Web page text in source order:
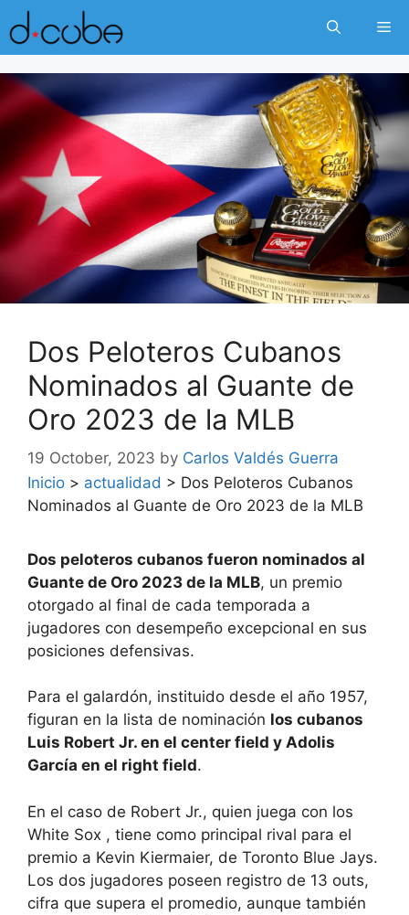
Skip
to
content
Dos Peloteros Cubanos
Nominados al Guante de
Oro 2023 de la MLB
19 October, 2023 by Carlos Valdés Guerra
Inicio > actualidad > Dos Peloteros Cubanos
Nominados al Guante de Oro 2023 de la MLB
Dos peloteros cubanos fueron nominados al
Guante de Oro 2023 de la MLB, un premio
otorgado al final de cada temporada a
jugadores con desempeño excepcional en sus
posiciones defensivas.
Para el galardón, instituido desde el año 1957,
figuran en la lista de nominación los cubanos
Luis Robert Jr. en el center field y Adolis
García en el right field.
En el caso de Robert Jr., quien juega con los
White Sox , tiene como principal rival para el
premio a Kevin Kiermaier, de Toronto Blue Jays.
Los dos jugadores poseen registro de 13 outs,
cifra que supera el promedio, aunque también